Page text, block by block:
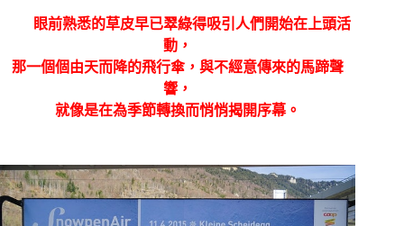
眼前熟悉的草皮早已翠綠得吸引人們開始在上頭活
動，
那一個個由天而降的飛行傘，與不經意傳來的馬蹄聲
響，
就像是在為季節轉換而悄悄揭開序幕。